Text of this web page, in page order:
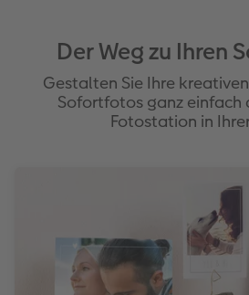
Der Weg zu Ihren
Gestalten Sie Ihre
Sofortfotos ganz einfach
Fotostation in